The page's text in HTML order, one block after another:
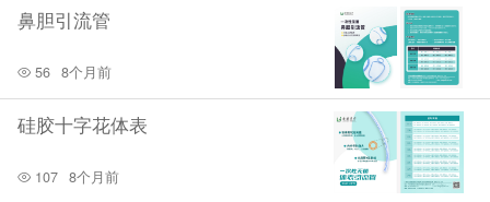
鼻胆引流管
56 8个月前
硅胶十字花体表
107 8个月前